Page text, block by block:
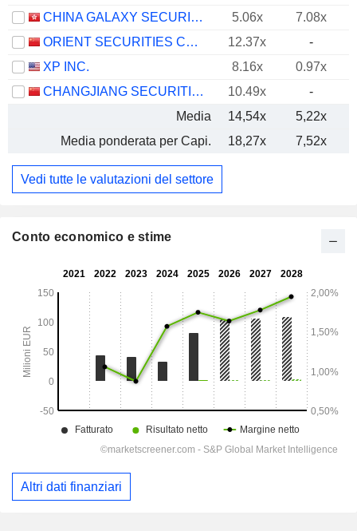
CHINA GALAXY SECURITIES CO., LTD.
5.06x
7.08x
ORIENT SECURITIES COMPANY LIMITED
12.37x
-
XP INC.
8.16x
0.97x
CHANGJIANG SECURITIES COMPANY LIMITED
10.49x
-
Media
14,54x
5,22x
Media ponderata per Capi.
18,27x 7,52x
Vedi tutte le valutazioni del settore
Conto economico e stime
Altri dati finanziari